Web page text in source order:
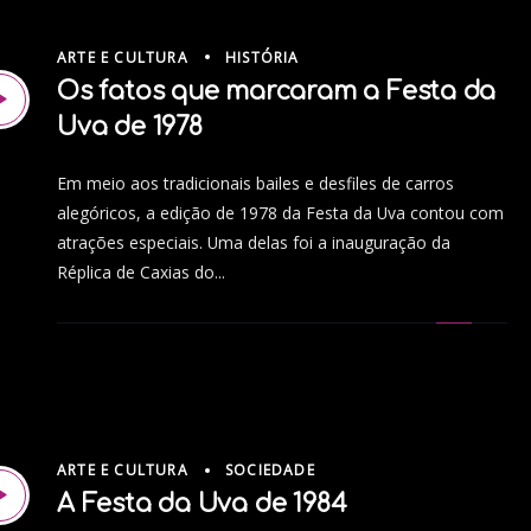
ARTE E CULTURA HISTÓRIA
Os fatos que marcaram a Festa da
Uva de 1978
Em meio aos tradicionais bailes e desfiles de carros
alegóricos, a edição de 1978 da Festa da Uva contou com
atrações especiais. Uma delas foi a inauguração da
Réplica de Caxias do...
ARTE E CULTURA SOCIEDADE
A Festa da Uva de 1984